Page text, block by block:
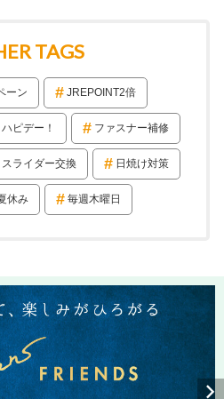
TAGS
ーン JREPOINT2倍
ピデー！ ファスナー補修
スライダー交換 日焼け対策
休み 毎週木曜日